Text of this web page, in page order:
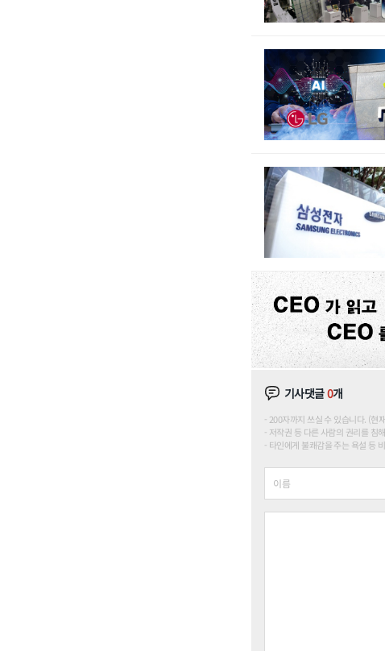
기사댓글0개
200자까지 쓰실 수 있습니다. (
저작권 등 다른 사람의 권리를 침
타인에게 불쾌감을 주는 욕설 등